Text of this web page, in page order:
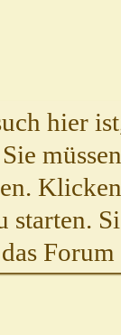
hier
starten.